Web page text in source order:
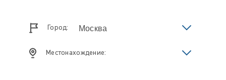
Город:
Местонахождение: